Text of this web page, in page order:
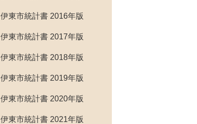
伊東市統計書 2016年版
伊東市統計書 2017年版
伊東市統計書 2018年版
伊東市統計書 2019年版
伊東市統計書 2020年版
伊東市統計書 2021年版